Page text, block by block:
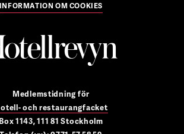
INFORMATION OM COOKIES
Medlemstidning för
och restaurangfacket
Box 1143, 111 81 Stockholm